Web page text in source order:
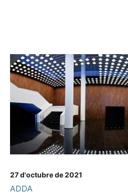
27 d'octubre de 2021
ADDA